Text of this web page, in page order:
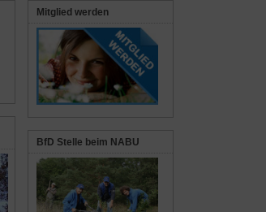
Mitglied werden
BfD Stelle beim NABU